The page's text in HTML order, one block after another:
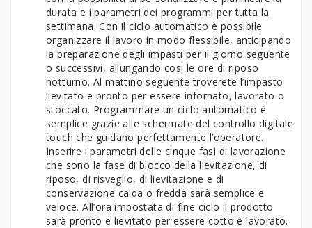
durata e i parametri dei programmi per tutta la
settimana. Con il ciclo automatico è possibile
organizzare il lavoro in modo flessibile, anticipando
la preparazione degli impasti per il giorno seguente
o successivi, allungando cosi le ore di riposo
notturno. Al mattino seguente troverete l’impasto
lievitato e pronto per essere infornato, lavorato o
stoccato. Programmare un ciclo automatico è
semplice grazie alle schermate del controllo digitale
touch che guidano perfettamente l’operatore.
Inserire i parametri delle cinque fasi di lavorazione
che sono la fase di blocco della lievitazione, di
riposo, di risveglio, di lievitazione e di
conservazione calda o fredda sarà semplice e
veloce. All’ora impostata di fine ciclo il prodotto
sarà pronto e lievitato per essere cotto e lavorato.